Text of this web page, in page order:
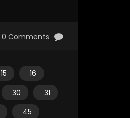
0 Comments
15
16
30
31
45